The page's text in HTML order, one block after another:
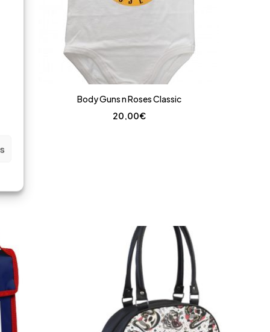
Body Guns n Roses Classic
20,00€